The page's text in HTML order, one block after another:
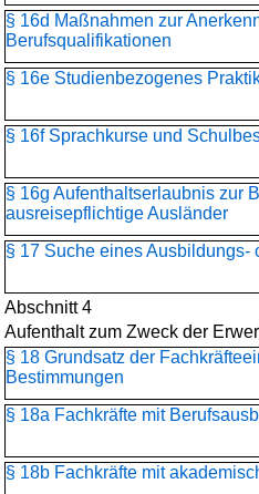
§ 16d Maßnahmen zur
Berufsqualifikationen
§ 16e Studienbezogenes
§ 16f Sprachkurse und
§ 16g Aufenthaltserlaubnis zur
ausreisepflichtige Ausländer
§ 17 Suche eines Ausbildungs-
Abschnitt 4
Aufenthalt zum Zweck der
§ 18 Grundsatz der
Bestimmungen
§ 18a Fachkräfte mit
§ 18b Fachkräfte mit